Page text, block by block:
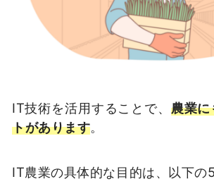
IT技術を活用することで、 農業
トがあります。
IT農業の具体的な目的は、以下の5